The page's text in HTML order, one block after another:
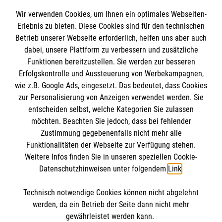
Erste Hilfe-Ausbildung
Sanitätsdienst
Rettungsdienst
Notfallvorsorge und Katastrophenschutz
Besuchs- und Begleitungsdienst
Hospizarbeit
Malteser Jugend
Eine wachsende Bedeutung haben die sozialen
Dienste, so etwa der Mahlzeitendienst (fast 4
Mio. Menüs jährlich), der Hausnotruf (72.000
Kunden) und die Fahrdienste (6,1 Mio.
Beförderungen in Deutschland; rund 4.000
weltweite Kranken-Rücktransporte jährlich).
Der Malteser Hilfsdienst bedarf zur
Die stationären Einrichtungen gehören zu den
ältesten Gründungen des Malteserordens in
Deutschland.
Hier finden Sie weitere Informationen über die
Malteser Einrichtungen für Medizin & Pflege:
Malteser Krankenhäuser
Malteser Altenhilfe- und
Pflegeeinrichtungen
Malteser Ambulante Pflege
Malteser Klinik von Weckbecker
Sie motivieren und unterstützen Menschen
dabei, ihre eigenen Stärken und Talente zu
erkennen, Lebensperspektiven zu entwickeln
und Verantwortung für sich selbst zu
übernehmen. Kurz gesagt: ihr eigenes Leben
(wieder) aktiv zu gestalten. Wir nennen das
Hilfe zur Selbsthilfe.
Um das zu erreichen, "übernehmen oder
unterstützen wir Einrichtungen und
Maßnahmen, die sich der Pflege oder
Betreuung von Kranken, Verletzten,
Behinderten oder Menschen in Not, der
Bildung, Erziehung oder der Familienhilfe
verpflichtet haben" (aus der Satzung der
Malteser Werke). Diese Arbeit erfolgt
humanitäre Hilfe. Die Organisation leistet in
rund 200 Projekten in mehr als 20 Ländern
Hilfe für Menschen in Not, unabhängig von
deren Religion, Rasse oder politischer
Überzeugung.
Die christlichen Werte und die humanitären
Prinzipien der Unparteilichkeit und
Unabhängigkeit bilden die Grundlage der
Arbeit.
Weitere Informationen:
www.malteser-
www.orderofmalta.org.
Informationen
Impressum
Datenschutz
Kontakt
Barrierefreiheit
Die Malteser
Malteser in Deutschland
Malteserorden
Sharepoint
Spendenkonto
IBAN: DE37 3706 0120 1201 2160 16
BIC: GENODED1PA7
So finden Sie uns
Wir verwenden Cookies, um Ihnen ein optimales Webseiten-
Erlebnis zu bieten. Diese Cookies sind für den technischen
Betrieb unserer Webseite erforderlich, helfen uns aber auch
dabei, unsere Plattform zu verbessern und zusätzliche
Funktionen bereitzustellen. Sie werden zur besseren
Erfolgskontrolle und Aussteuerung von Werbekampagnen,
wie z.B. Google Ads, eingesetzt. Das bedeutet, dass Cookies
zur Personalisierung von Anzeigen verwendet werden. Sie
entscheiden selbst, welche Kategorien Sie zulassen
möchten. Beachten Sie jedoch, dass bei fehlender
Zustimmung gegebenenfalls nicht mehr alle
Funktionalitäten der Webseite zur Verfügung stehen.
Weitere Infos finden Sie in unseren speziellen Cookie-
Datenschutzhinweisen unter folgendem Link.
Technisch notwendige Cookies können nicht abgelehnt
werden, da ein Betrieb der Seite dann nicht mehr
gewährleistet werden kann.